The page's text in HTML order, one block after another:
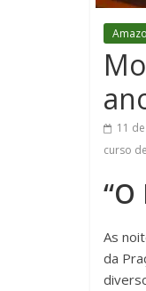
11
curso
“O
As
da